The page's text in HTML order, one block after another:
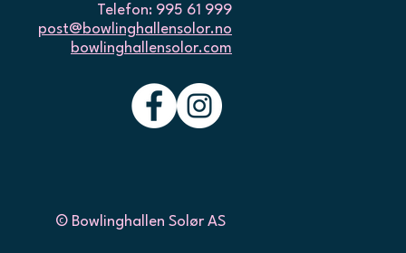
Telefon: 995 61 999
post@bowlinghallensolor.no
bowlinghallensolor.com
© Bowlinghallen Solør AS